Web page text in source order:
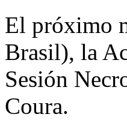
El próximo
Brasil), la
Sesión
Coura.